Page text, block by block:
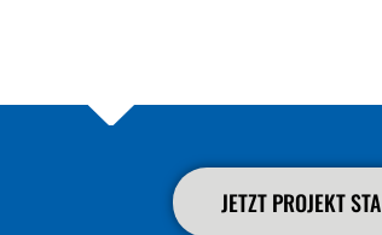
JETZT PROJEKT